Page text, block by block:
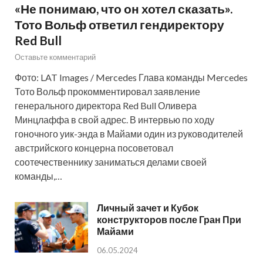
«Не понимаю, что он хотел сказать».
Тото Вольф ответил гендиректору
Red Bull
Оставьте комментарий
Фото: LAT Images / Mercedes Глава команды Mercedes
Тото Вольф прокомментировал заявление
генерального директора Red Bull Оливера
Минцлаффа в свой адрес. В интервью по ходу
гоночного уик-энда в Майами один из руководителей
австрийского концерна посоветовал
соотечественнику заниматься делами своей
команды,…
Личный зачет и Кубок
конструкторов после Гран При
Майами
06.05.2024